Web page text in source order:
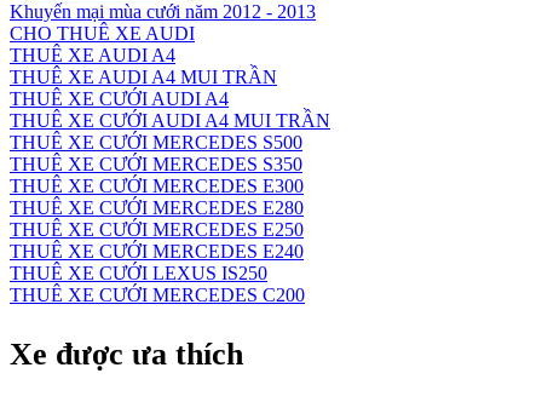
Khuyến mại mùa cưới năm 2012 - 2013
CHO THUÊ XE AUDI
THUÊ XE AUDI A4
THUÊ XE AUDI A4 MUI TRẦN
THUÊ XE CƯỚI AUDI A4
THUÊ XE CƯỚI AUDI A4 MUI TRẦN
THUÊ XE CƯỚI MERCEDES S500
THUÊ XE CƯỚI MERCEDES S350
THUÊ XE CƯỚI MERCEDES E300
THUÊ XE CƯỚI MERCEDES E280
THUÊ XE CƯỚI MERCEDES E250
THUÊ XE CƯỚI MERCEDES E240
THUÊ XE CƯỚI LEXUS IS250
THUÊ XE CƯỚI MERCEDES C200
Xe được ưa thích